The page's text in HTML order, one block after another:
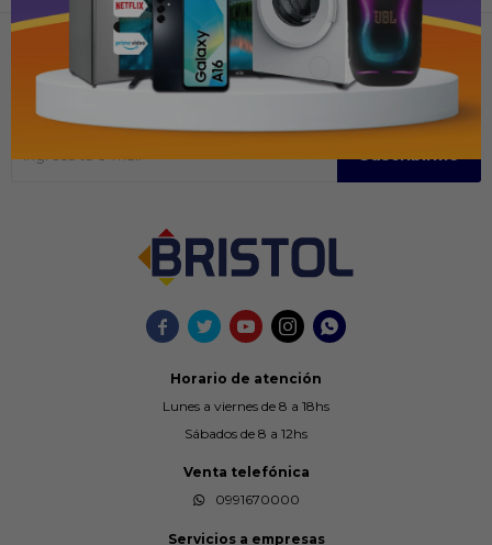
    
Horario de atención
Lunes a viernes de 8 a 18hs
Sábados de 8 a 12hs
Venta telefónica
0991670000
Servicios a empresas
Recibir ofertas y promociones
Suscríbase para obtener información sobre productos y cupones
Suscribirme